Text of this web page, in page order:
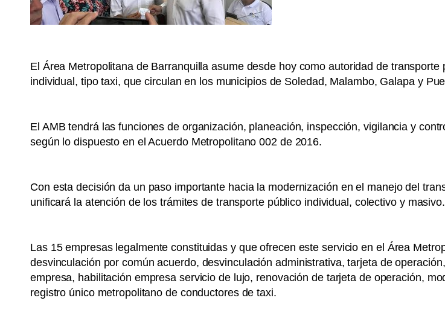
El Área Metropolitana de Barranquilla asume desde hoy como autoridad de
individual, tipo taxi, que circulan en los municipios de Soledad, Malambo, Galapa y
El AMB tendrá las funciones de organización, planeación, inspección, vigilancia y
según lo dispuesto en el Acuerdo Metropolitano 002 de 2016.
Con esta decisión da un paso importante hacia la modernización en el manejo del
unificará la atención de los trámites de transporte público individual, colectivo y masivo.
Las 15 empresas legalmente constituidas y que ofrecen este servicio en el Área
desvinculación por común acuerdo, desvinculación administrativa, tarjeta de
empresa, habilitación empresa servicio de lujo, renovación de tarjeta de operación,
registro único metropolitano de conductores de taxi.